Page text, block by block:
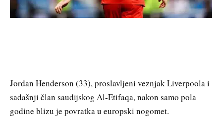
Jordan Henderson (33), proslavljeni veznjak Liverpoola i
sadašnji član saudijskog Al-Etifaqa, nakon samo pola
godine blizu je povratka u europski nogomet.